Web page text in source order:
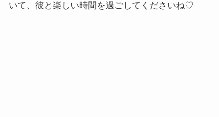
いて、彼と楽しい時間を過ごしてくださいね♡